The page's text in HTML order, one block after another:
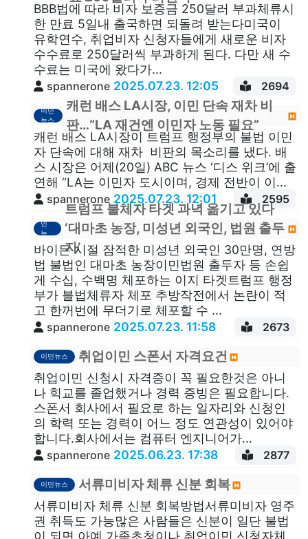
BBB법에 따라 비자 보증금 250달러 부과체류시
한 만료 5일내 출국하면 되돌려 받는다미국이
유학연수, 취업비자 신청자들에게 새로운 비자
수수료로 250달러씩 부과하게 된다. 다만 새 수
수료는 미국에 왔다가...
spannerone 2025.07.23. 12:05 2694
이민
뉴스
캐런 배스 LA시장, 이민 단속 재차 비
판…“LA 재건엔 이민자 노동 필요”
캐런 배스 LA시장이 트럼프 행정부의 불법 이민
자 단속에 대해 재차 비판의 목소리를 냈다. 배
스 시장은 어제(20일) ABC 뉴스 ‘디스 위크’에 출
연해 “LA는 이민자 도시이며, 경제 전반이 이...
spannerone 2025.07.23. 12:01 2595
민
뉴
스
트럼프 불체자 타겟 과녁 옮기고 있다
‘대마초 농장, 미성년 외국인, 법원 출두
자’
바이든 시절 잠적한 미성년 외국인 30만명, 연방
법 불법인 대마초 농장이민법원 출두자 등 손쉽
게 수십, 수백명 체포하는 이지 타겟트럼프 행정
부가 블법체류자 체포 추방작전에서 논란이 적
고 한꺼번에 무더기로 체포할 수 ...
spannerone 2025.07.23. 11:58 2673
이민뉴스 취업이민 스폰서 자격요건
취업이민 신청시 자격증이 꼭 필요한것은 아니
나 힉교를 졸업했거나 경력 증빙은 필요합니다.
스폰서 회사에서 필요로 하는 일자리와 신청인
의 학력 또는 경력이 어느 정도 연관성이 있어야
합니다.회사에서는 컴퓨터 엔지니어가...
spannerone 2025.06.23. 17:38 2877
이민뉴스 서류미비자 체류 신분 회복
서류미비자 체류 신분 회복방법서류미비자 영주
권 취득도 가능많은 사람들은 신분이 일단 불법
이 되면 아예 가족초청이나 취업이민 신청자체